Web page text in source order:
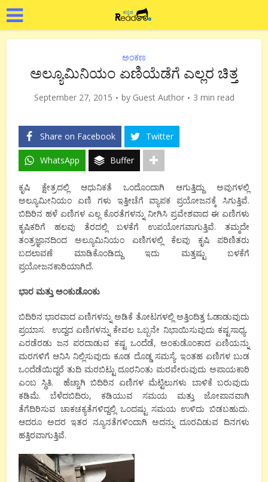
ಅಂಕಣ
ಅಲ್ಯೂಮಿನಿಯಂ ಏಣಿಯೆಡೆಗೆ ಎಲ್ಲರ ಚಿತ್ತ
September 27, 2015 by Guest Author 3 min read
Share on Facebook Twitter
WhatsApp Buffer
ಕೃಷಿ ಕ್ಷೇತ್ರದಲ್ಲಿ ಆಧುನಿಕತೆ ಒಂದೊಂದಾಗಿ ಆಗುತ್ತಿದ್ದು ಅವುಗಳಲ್ಲಿ
ಅಲ್ಯೂಮೀನಿಯಂ ಏಣಿ ಗಳು ಇತ್ತೀಚೆಗೆ ವ್ಯಾಪಕ ಪ್ರಯೋಜನಕ್ಕೆ ಸಿಗುತ್ತಿವೆ.
ಬಿದಿರಿನ ಹಳೆ ಏಣಿಗಳ ಎಲ್ಲ ಕೊರತೆಗಳನ್ನು ನೀಗಿಸಿ ಪ್ರವೇಶವಾದ ಈ ಏಣಿಗಳು
ಕೃಷಿಕರಿಗೆ ಹಲವು ತೆರದಲ್ಲಿ ಬಳಕೆಗೆ ಉಪಯೋಗವಾಗುತ್ತಿವೆ. ತಮ್ಮದೇ
ತಂತ್ರಜ್ಞಾನದಿಂದ ಅಲ್ಯೂಮಿನಿಯಂ ಏಣಿಗಳಲ್ಲಿ ಕೆಲವು ಕೃಷಿ ಪರಿಣಿತರು
ಬದಲಾವಣೆ ಮಾಡಿಕೊಂಡಿದ್ದು ಇದು ಮತ್ತಷ್ಟು ಬಳಕೆಗೆ
ಪ್ರಯೋಜನಕಾರಿಯಾಗಿದೆ.
ಭಾರಮತ್ತುಅಂಕುಡೊಂಕು
ಬಿದಿರಿನ ಭಾರವಾದ ಏಣಿಗಳನ್ನು ಅಡಿಕೆ ತೋಟಗಳಲ್ಲಿ ಅತ್ತಿಂದಿತ್ತ ಓಡಾಡುವುದು
ಪ್ರಯಾಸ. ಉದ್ದದ ಏಣಿಗಳನ್ನು ಕೇವಲ ಒಬ್ಬನೇ ನಿಭಾಯಿಸುವುದು ಕಷ್ಟಸಾಧ್ಯ.
ಎರಡೆರಡು ಜನ ಪರದಾಡುವ ಕಷ್ಟ ಒಂದೆಡೆ, ಅಂಕುಡೊಂಕಾದ ಏಣಿಯನ್ನು
ಮರಗಳಿಗೆ ಆನಿಸಿ ನಿಲ್ಲಿಸುವುದು ಕೂಡ ದೊಡ್ಡ ಸಮಸ್ಯೆ. ಇಂತಹ ಏಣಿಗಳ ಬುಡ
ಒಂದೆಡೆಯಿದ್ದರೆ ತುದಿ ಮರಬಿಟ್ಟು ದೂರನಿಂತು ಮರವೇರುವುದು ಅಪಾಯಕಾರಿ
ಎಂಬ ಸ್ಥಿತಿ. ಹೆಚ್ಚಾಗಿ ಬಿದಿರಿನ ಏಣಿಗಳ ಮೆಟ್ಟಿಲುಗಳು ಬಾಳಿಕೆ ಬರುವುದು
ಕಡಿಮೆ. ಬೆಳೆದಬಿದಿರು, ಕಡಿಯುವ ಸಮಯ ಮತ್ತು ಜೋಪಾನವಾಗಿ
ತೆಗೆದಿರಿಸುವ ಚಾಕಚಕ್ಯತೆಗಳಿದ್ದಲ್ಲಿ ಒಂದಷ್ಟು ಸಮಯ ಉಳಿದು ಬಿಡಬಹುದು.
ಆದರೂ ಅದರ ಇತರ ನ್ಯೂನತೆಗಳಿಂದಾಗಿ ಅದನ್ನು ದೂರವಿಡುವ ದಿನಗಳು
ಹತ್ತಿರವಾಗುತ್ತಿವೆ.